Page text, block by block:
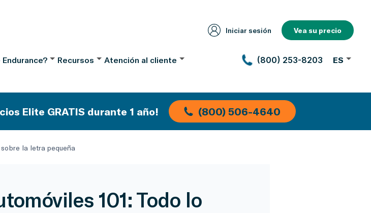
Iniciar sesión Vea su precio
Endurance? Recursos Atención al cliente (800) 253-8203 ES
Elite GRATIS durante 1 año! (800) 506-4640
la letra pequeña
101: Todo lo